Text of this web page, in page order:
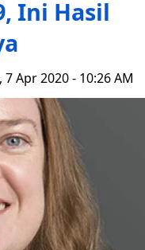
Ini Hasil
7 Apr 2020 - 10:26 AM